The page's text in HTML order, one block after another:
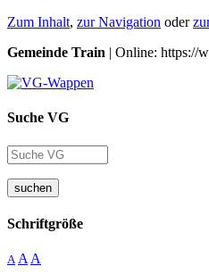
Zum Inhalt, zur Navigation oder
Gemeinde Train | Online: https://
Suche VG
suchen
Schriftgröße
A A A